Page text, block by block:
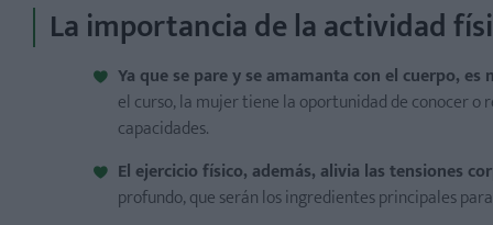
La importancia de la actividad
Ya que se pare y se amamanta con el cuerpo,
el curso, la mujer tiene la oportunidad de conocer o
capacidades.
El ejercicio físico, además, alivia las tensiones
profundo, que serán los ingredientes principales